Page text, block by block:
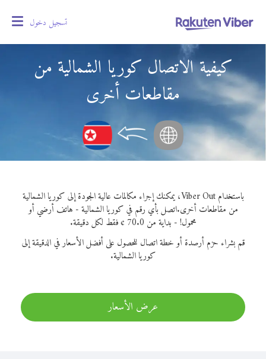
تسجيل دخول
كيفية الاتصال كوريا الشمالية من
مقاطعات أخرى
باستخدام Viber Out، يمكنك إجراء مكالمات عالية الجودة إلى كوريا الشمالية
من مقاطعات أخرى.اتصل بأي رقم في كوريا الشمالية - هاتف أرضي أو
محمول! - بداية من 70.0 ¢ فقط لكل دقيقة.
قم بشراء حزم أرصدة أو خطة اتصال للحصول على أفضل الأسعار في الدقيقة إلى
كوريا الشمالية.
عرض الأسعار